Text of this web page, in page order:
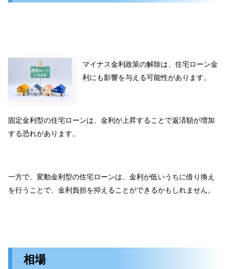
マイナス金利政策の解除は、住宅ローン金
利にも影響を与える可能性があります。
固定金利型の住宅ローンは、金利が上昇することで返済額が増加
する恐れがあります。
一方で、変動金利型の住宅ローンは、金利が低いうちに借り換え
を行うことで、金利負担を抑えることができるかもしれません。
相場